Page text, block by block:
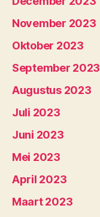
November 2023
Oktober 2023
September 2023
Augustus 2023
Juli 2023
Juni 2023
Mei 2023
April 2023
Maart 2023